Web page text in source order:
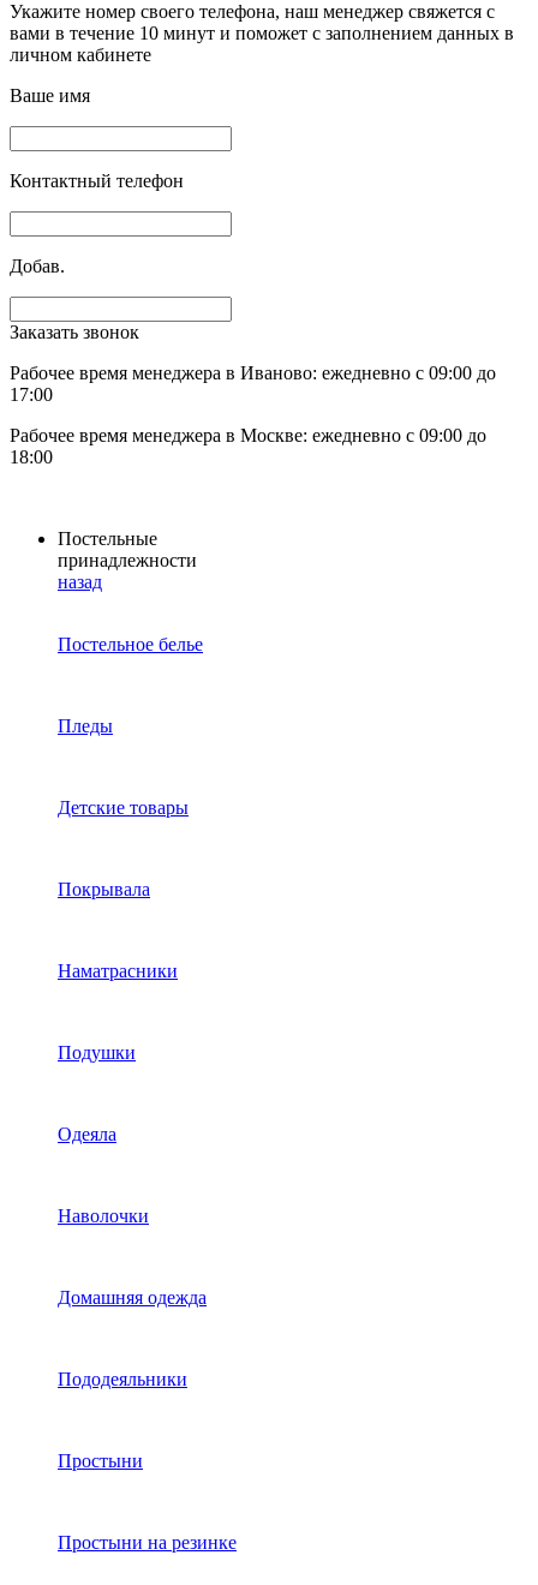
Укажите номер своего телефона, наш менеджер свяжется с
вами в течение 10 минут и поможет с заполнением данных в
личном кабинете
Ваше имя
Контактный телефон
Добав.
Заказать звонок
Рабочее время менеджера в Иваново: ежедневно с 09:00 до
17:00
Рабочее время менеджера в Москве: ежедневно с 09:00 до
18:00
Постельные
принадлежности
назад
Постельное белье
Пледы
Детские товары
Покрывала
Наматрасники
Подушки
Одеяла
Наволочки
Домашняя одежда
Пододеяльники
Простыни
Простыни на резинке